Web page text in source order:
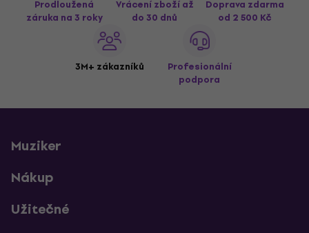
Prodloužená
záruka na 3 roky
Vrácení zboží až
do 30 dnů
Doprava zdarma
od 2 500 Kč
3M+ zákazníků
Profesionální
podpora
Muziker
Nákup
Užitečné